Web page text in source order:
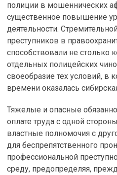
полиции в мошеннических
существенное повышение
деятельности.
преступников в
способствовали не столько
отдельных полицейских
своеобразие тех условий, в
времени оказалась
Тяжелые и опасные
оплате труда с одной
властные полномочия с
для беспрепятственного
профессиональной
среду, предопределяя,